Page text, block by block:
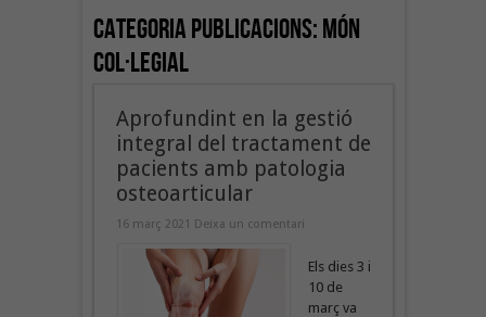
Categoria Publicacions:Món
col·legial
Aprofundint en la gestió
integral del tractament de
pacients amb patologia
osteoarticular
16 març 2021 Deixa un comentari
Els dies 3 i
10 de
març va